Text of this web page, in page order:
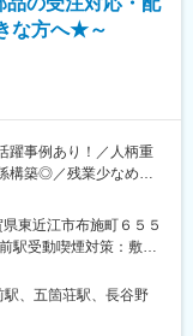
にも力を入れるな
進めております。100
あって、私どもは長
視点、自由な発想に
ールで、必要な部品が
。
スクワークも多く、外
！
転は基本ございません
います。
未経験からスタートし
多く、なじみやすい環
な方へ★～
躍事例あり！／人柄重
構築◎／残業少なめ／
向けに自動車部品を提
当をお任せします。
理工場）を回り、「修
東近江市布施町６５５
駅受動喫煙対策：敷地
営業所住所：滋賀県東
近江鉄道線／五個荘駅
の範囲：会社の定め
、五箇荘駅、長谷野